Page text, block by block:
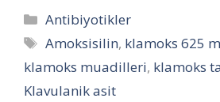
Categories
Antibiyotikler
Tags
Amoksisilin, klamoks 625
klamoks muadilleri, klamoks
Klavulanik asit